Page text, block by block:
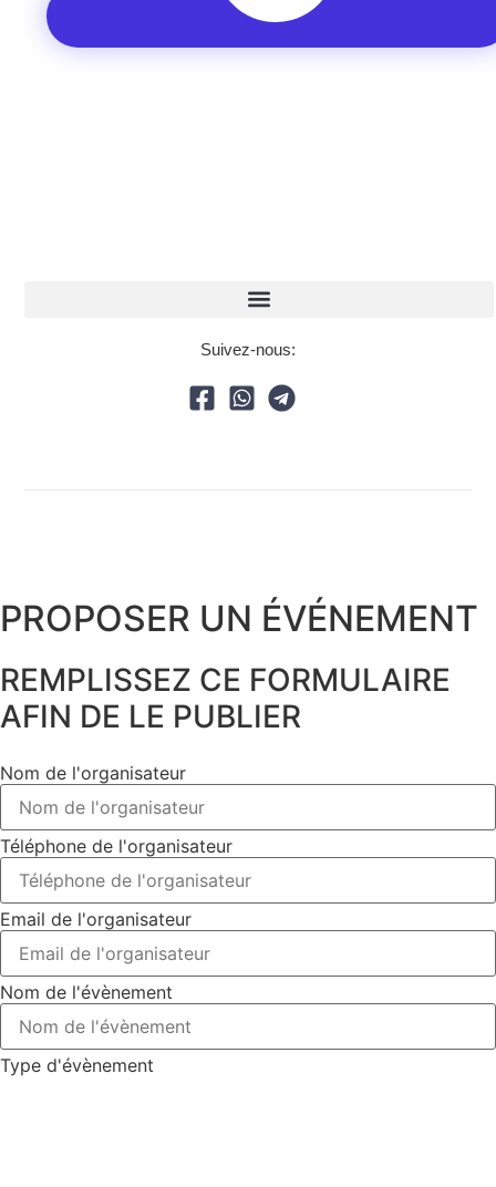
Suivez-nous:
PROPOSER UN ÉVÉNEMENT​
REMPLISSEZ CE FORMULAIRE
AFIN DE LE PUBLIER
Nom de l'organisateur
Téléphone de l'organisateur
Email de l'organisateur
Nom de l'évènement
Type d'évènement